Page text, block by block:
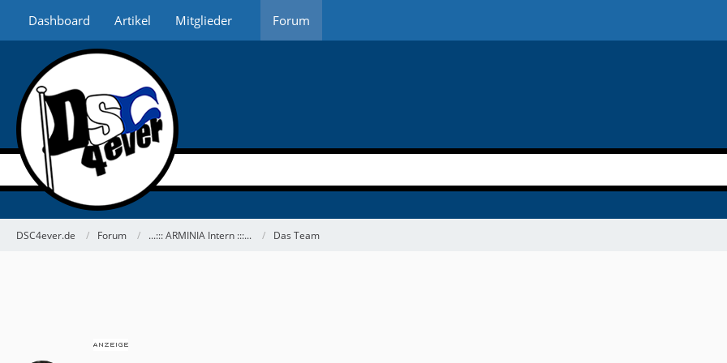
Dashboard Artikel Mitglieder Forum
DSC4ever.de Forum ...::: ARMINIA Intern :::... Das Team